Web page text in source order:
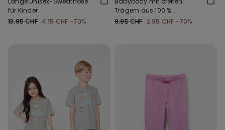
für Kinder
13.95 CHF 4.15 CHF -70%
Trägern aus 100 %
einfarbiger Baumwolle
9.95 CHF 2.95 CHF -70%